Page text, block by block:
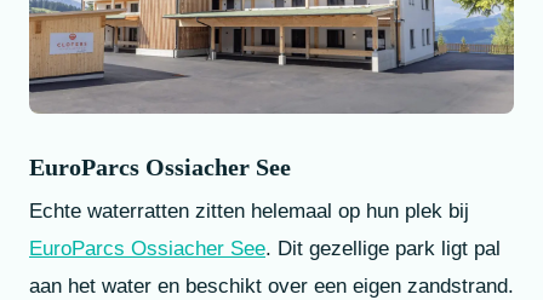
EuroParcs Ossiacher See
Echte waterratten zitten helemaal op hun plek bij
EuroParcs Ossiacher See. Dit gezellige park ligt pal
aan het water en beschikt over een eigen zandstrand.